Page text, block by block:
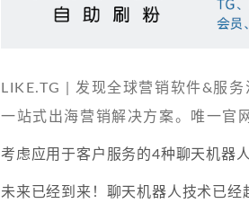
LIKE.TG | 发现全球营销软件&服
一站式出海营销解决方案。唯一官
考虑应用于客户服务的4种聊天机器
未来已经到来！聊天机器人技术已